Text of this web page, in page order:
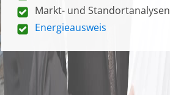
Markt- und Standortanalysen
Energieausweis